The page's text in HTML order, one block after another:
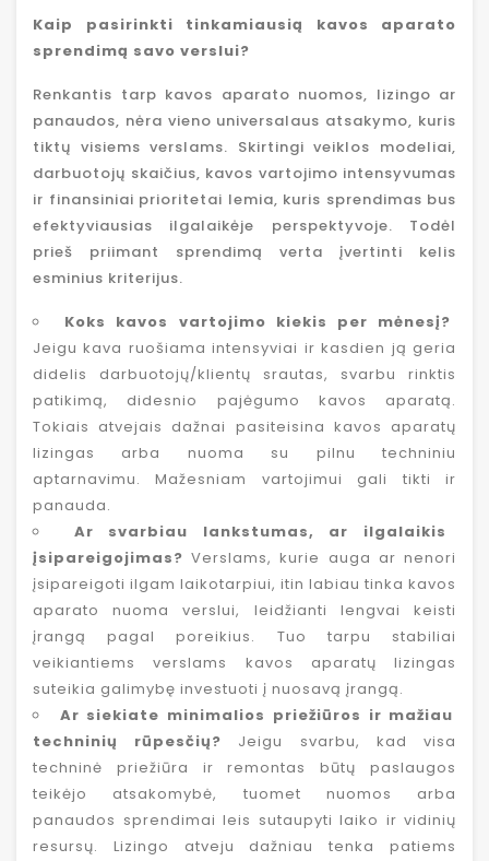
Kaip pasirinkti tinkamiausią kavos aparato
sprendimą savo verslui?
Renkantis tarp kavos aparato nuomos, lizingo ar
panaudos, nėra vieno universalaus atsakymo, kuris
tiktų visiems verslams. Skirtingi veiklos modeliai,
darbuotojų skaičius, kavos vartojimo intensyvumas
ir finansiniai prioritetai lemia, kuris sprendimas bus
efektyviausias ilgalaikėje perspektyvoje. Todėl
prieš priimant sprendimą verta įvertinti kelis
esminius kriterijus.
Koks kavos vartojimo kiekis per mėnesį?
Jeigu kava ruošiama intensyviai ir kasdien ją geria
didelis darbuotojų/klientų srautas, svarbu rinktis
patikimą, didesnio pajėgumo kavos aparatą.
Tokiais atvejais dažnai pasiteisina kavos aparatų
lizingas arba nuoma su pilnu techniniu
aptarnavimu. Mažesniam vartojimui gali tikti ir
panauda.
Ar svarbiau lankstumas, ar ilgalaikis
įsipareigojimas? Verslams, kurie auga ar nenori
įsipareigoti ilgam laikotarpiui, itin labiau tinka kavos
aparato nuoma verslui, leidžianti lengvai keisti
įrangą pagal poreikius. Tuo tarpu stabiliai
veikiantiems verslams kavos aparatų lizingas
suteikia galimybę investuoti į nuosavą įrangą.
Ar siekiate minimalios priežiūros ir mažiau
techninių rūpesčių? Jeigu svarbu, kad visa
techninė priežiūra ir remontas būtų paslaugos
teikėjo atsakomybė, tuomet nuomos arba
panaudos sprendimai leis sutaupyti laiko ir vidinių
resursų. Lizingo atveju dažniau tenka patiems